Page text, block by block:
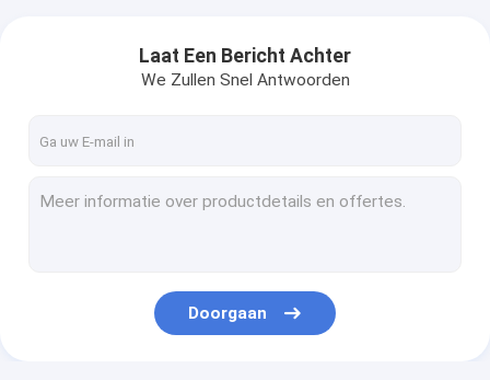
De Flessenverwarmingstoestel van de temperatuurcontrole
Flip Cap Baby Bottle
baby bad borstel
Laat Een Bericht Achter
We Zullen Snel Antwoorden
Doorgaan